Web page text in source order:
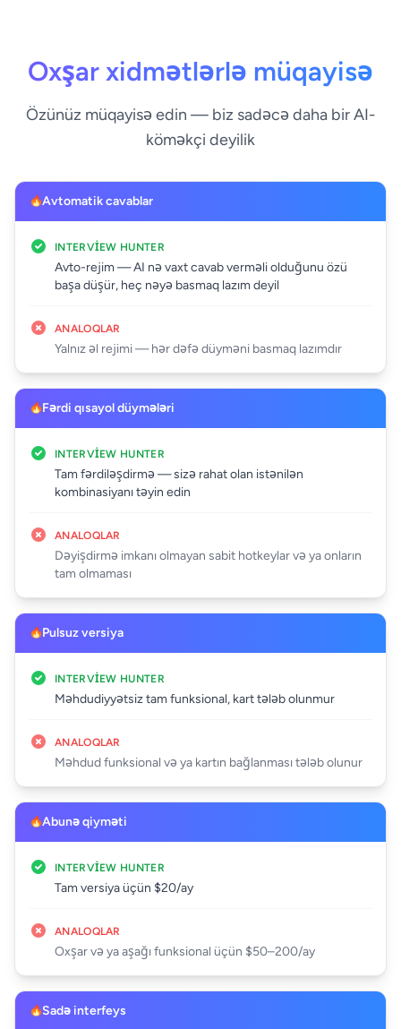
Oxşar xidmətlərlə müqayisə
Özünüz müqayisə edin — biz sadəcə daha bir AI-
köməkçi deyilik
Avtomatik cavablar
INTERVIEW HUNTER
Avto-rejim — AI nə vaxt cavab verməli olduğunu özü
başa düşür, heç nəyə basmaq lazım deyil
ANALOQLAR
Yalnız əl rejimi — hər dəfə düyməni basmaq lazımdır
Fərdi qısayol düymələri
INTERVIEW HUNTER
Tam fərdiləşdirmə — sizə rahat olan istənilən
kombinasiyanı təyin edin
ANALOQLAR
Dəyişdirmə imkanı olmayan sabit hotkeylar və ya onların
tam olmaması
Pulsuz versiya
INTERVIEW HUNTER
Məhdudiyyətsiz tam funksional, kart tələb olunmur
ANALOQLAR
Məhdud funksional və ya kartın bağlanması tələb olunur
Abunə qiyməti
INTERVIEW HUNTER
Tam versiya üçün $20/ay
ANALOQLAR
Oxşar və ya aşağı funksional üçün $50–200/ay
Sadə interfeys